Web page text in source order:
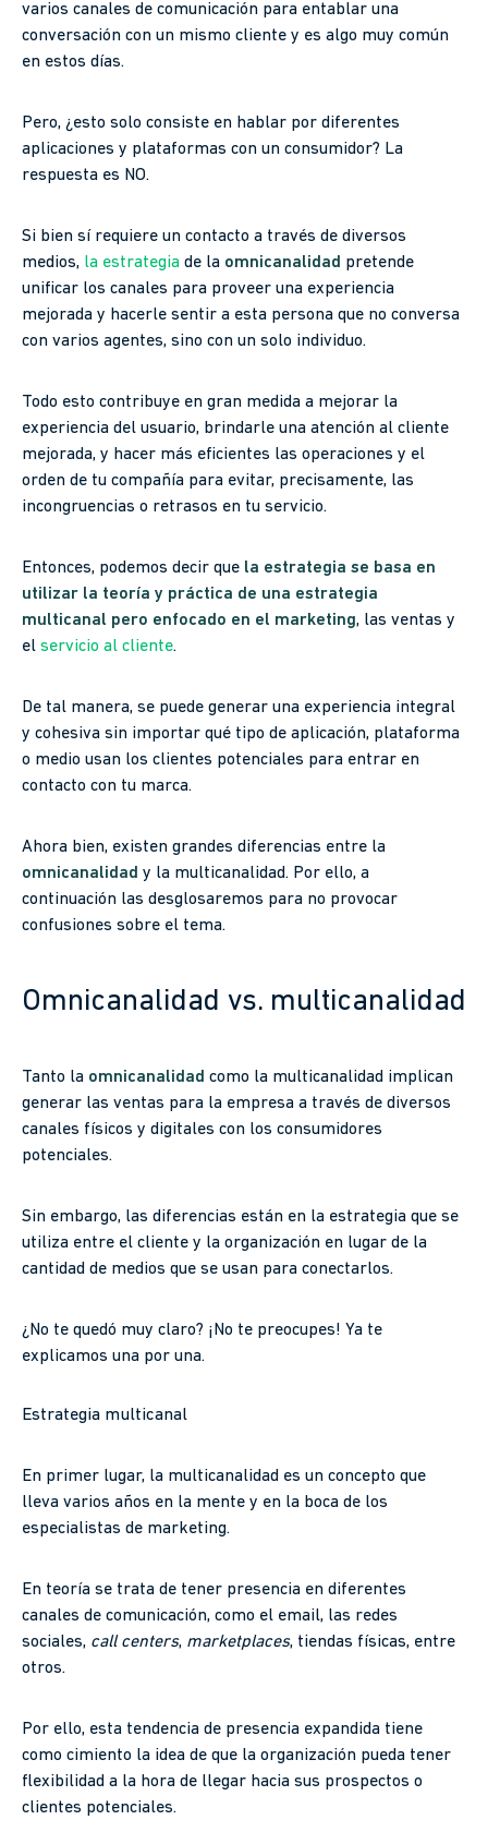
varios canales de comunicación para entablar una
conversación con un mismo cliente y es algo muy común
en estos días.
Pero, ¿esto solo consiste en hablar por diferentes
aplicaciones y plataformas con un consumidor? La
respuesta es NO.
Si bien sí requiere un contacto a través de diversos
medios, la estrategia de la omnicanalidad pretende
unificar los canales para proveer una experiencia
mejorada y hacerle sentir a esta persona que no conversa
con varios agentes, sino con un solo individuo.
Todo esto contribuye en gran medida a mejorar la
experiencia del usuario, brindarle una atención al cliente
mejorada, y hacer más eficientes las operaciones y el
orden de tu compañía para evitar, precisamente, las
incongruencias o retrasos en tu servicio.
Entonces, podemos decir que la estrategia se basa en
utilizar la teoría y práctica de una estrategia
multicanal pero enfocado en el marketing, las ventas y
el servicio al cliente.
De tal manera, se puede generar una experiencia integral
y cohesiva sin importar qué tipo de aplicación, plataforma
o medio usan los clientes potenciales para entrar en
contacto con tu marca.
Ahora bien, existen grandes diferencias entre la
omnicanalidad y la multicanalidad. Por ello, a
continuación las desglosaremos para no provocar
confusiones sobre el tema.
Omnicanalidad vs. multicanalidad
Tanto la omnicanalidad como la multicanalidad implican
generar las ventas para la empresa a través de diversos
canales físicos y digitales con los consumidores
potenciales.
Sin embargo, las diferencias están en la estrategia que se
utiliza entre el cliente y la organización en lugar de la
cantidad de medios que se usan para conectarlos.
¿No te quedó muy claro? ¡No te preocupes! Ya te
explicamos una por una.
Estrategia multicanal
En primer lugar, la multicanalidad es un concepto que
lleva varios años en la mente y en la boca de los
especialistas de marketing.
En teoría se trata de tener presencia en diferentes
canales de comunicación, como el email, las redes
sociales, call centers, marketplaces, tiendas físicas, entre
otros.
Por ello, esta tendencia de presencia expandida tiene
como cimiento la idea de que la organización pueda tener
flexibilidad a la hora de llegar hacia sus prospectos o
clientes potenciales.